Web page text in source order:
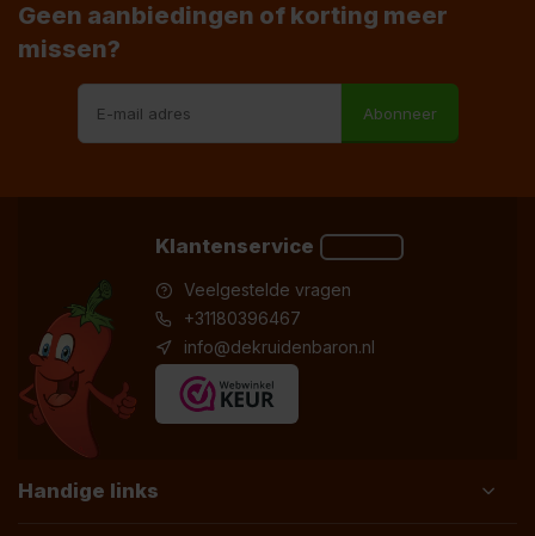
Geen aanbiedingen of korting meer
missen?
Abonneer
Klantenservice
Veelgestelde vragen
+31180396467
info@dekruidenbaron.nl
Handige links